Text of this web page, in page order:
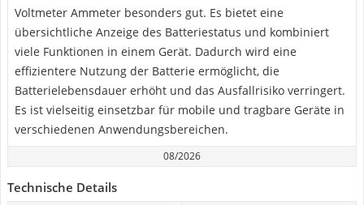
Voltmeter Ammeter besonders gut. Es bietet eine
übersichtliche Anzeige des Batteriestatus und kombiniert
viele Funktionen in einem Gerät. Dadurch wird eine
effizientere Nutzung der Batterie ermöglicht, die
Batterielebensdauer erhöht und das Ausfallrisiko verringert.
Es ist vielseitig einsetzbar für mobile und tragbare Geräte in
verschiedenen Anwendungsbereichen.
08/2026
Technische Details